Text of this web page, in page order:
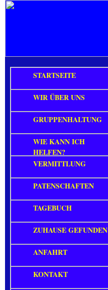
STARTSEITE
WIR ÜBER UNS
GRUPPENHALTUNG
WIE KANN ICH
HELFEN?
VERMITTLUNG
PATENSCHAFTEN
TAGEBUCH
ZUHAUSE GEFUNDEN
ANFAHRT
KONTAKT